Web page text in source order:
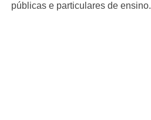
públicas e particulares de ensino.